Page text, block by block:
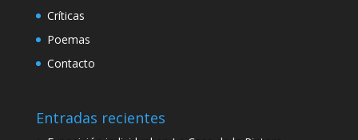
Críticas
Poemas
Contacto
Entradas recientes